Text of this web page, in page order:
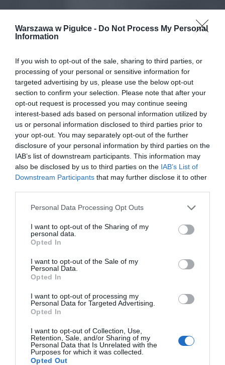
Warszawa w Pigułce - Do Not Process My Personal
Information
If you wish to opt-out of the sale, sharing to third parties, or
processing of your personal or sensitive information for
targeted advertising by us, please use the below opt-out
section to confirm your selection. Please note that after your
opt-out request is processed you may continue seeing
interest-based ads based on personal information utilized by
us or personal information disclosed to third parties prior to
your opt-out. You may separately opt-out of the further
disclosure of your personal information by third parties on the
IAB’s list of downstream participants. This information may
also be disclosed by us to third parties on the IAB’s List of
Downstream Participants that may further disclose it to other
Personal Data Processing Opt Outs
I want to opt-out of the Sharing of my
personal data.
Opted In
I want to opt-out of the Sale of my
Personal Data.
Opted In
I want to opt-out of processing my
Personal Data for Targeted Advertising.
Opted In
I want to opt-out of Collection, Use,
Retention, Sale, and/or Sharing of my
Personal Data that Is Unrelated with the
Purposes for which it was collected.
Opted Out